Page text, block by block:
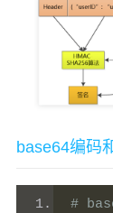
base64编码
#